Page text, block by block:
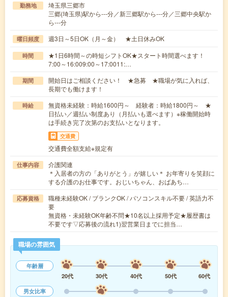
勤務地
埼玉県三郷市
三郷(埼玉県)駅から---分／新三郷駅から---分／三郷中央駅か
ら---分
曜日頻度 週3日～5日OK（月～金） ★土日休みOK
時間
★1日6時間～の時短シフトOK★スタート時間選べます！
7:00～16:009:00～17:0011:…
期間
開始日はご相談ください！ ★急募 ★職場が気に入れば、
長期でも働けます！
時給
無資格未経験：時給1600円～ 経験者：時給1800円～ ★
日払い／週払い制度あり（月払いも選べます）※稼働開始時
は手続き完了次第のお支払いとなります。
交通費
交通費全額支給※規定有
仕事内容
介護関連
＊入居者の方の「ありがとう」が嬉しい＊ お年寄りを笑顔に
する介護のお仕事です。おじいちゃん、おばあち…
応募資格
職種未経験OK / ブランクOK / パソコンスキル不要 / 英語力不
要
無資格・未経験OK年齢不問★10名以上採用予定★履歴書は
不要です▽応募後の流れ1)翌営業日までに担当…
職場の雰囲気
年齢層
20代
30代 40代 50代
60代
男女比率